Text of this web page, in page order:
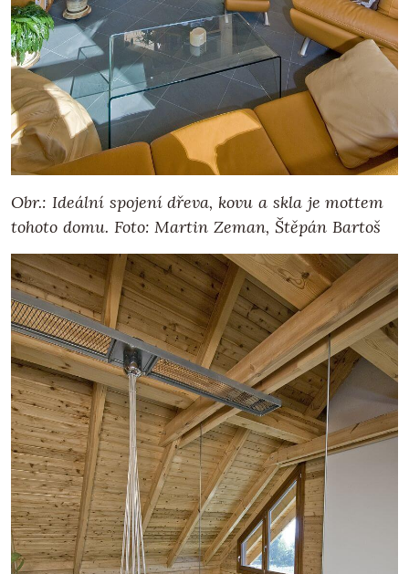
Obr.: Ideální spojení dřeva, kovu a skla je mottem
tohoto domu. Foto: Martin Zeman, Štěpán Bartoš